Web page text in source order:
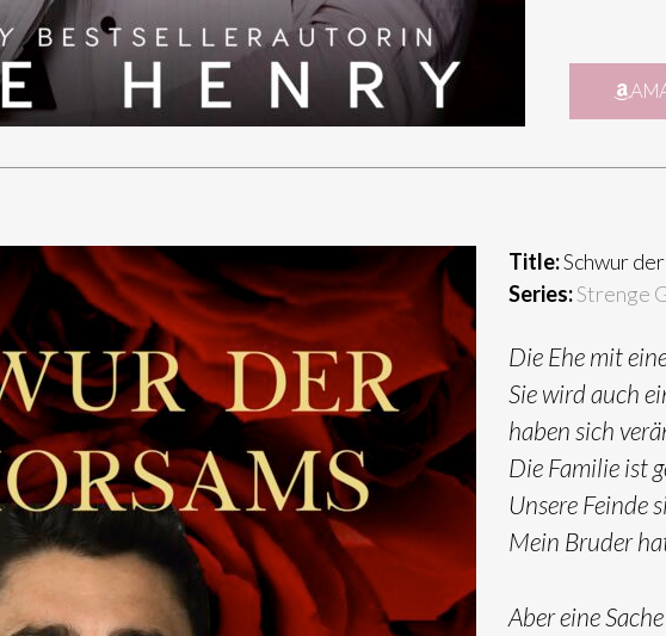
Title:Schwur
Series:Strenge
Die Ehe mit
Sie wird auch
haben sich
Die Familie ist
Unsere Feinde
Mein Bruder
Aber eine